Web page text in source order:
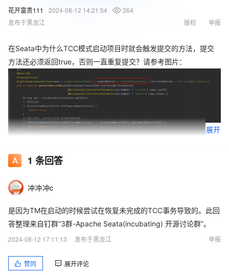
花开富贵111 2024-08-12 14:21:54
264
发布于黑龙江
举报
版权
在Seata中为什么TCC模式启动项目时就会触发提交的方法，提交
方法还必须返回true，否则一直重复提交？请参考图片：
展开
1 条回答
冲冲冲c
是因为TM在启动的时候尝试在恢复未完成的TCC事务导致的。此回
答整理来自钉群“3群-Apache Seata(incubating) 开源讨论群”。
2024-08-12 17:11:13
发布于黑龙江 举报
赞同 展开评论